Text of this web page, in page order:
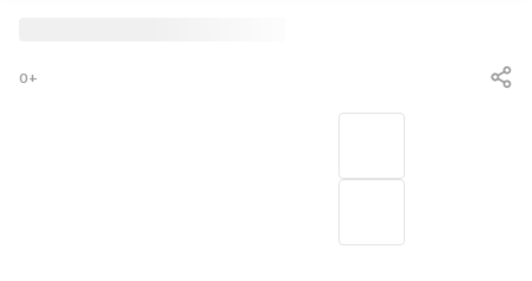
0+